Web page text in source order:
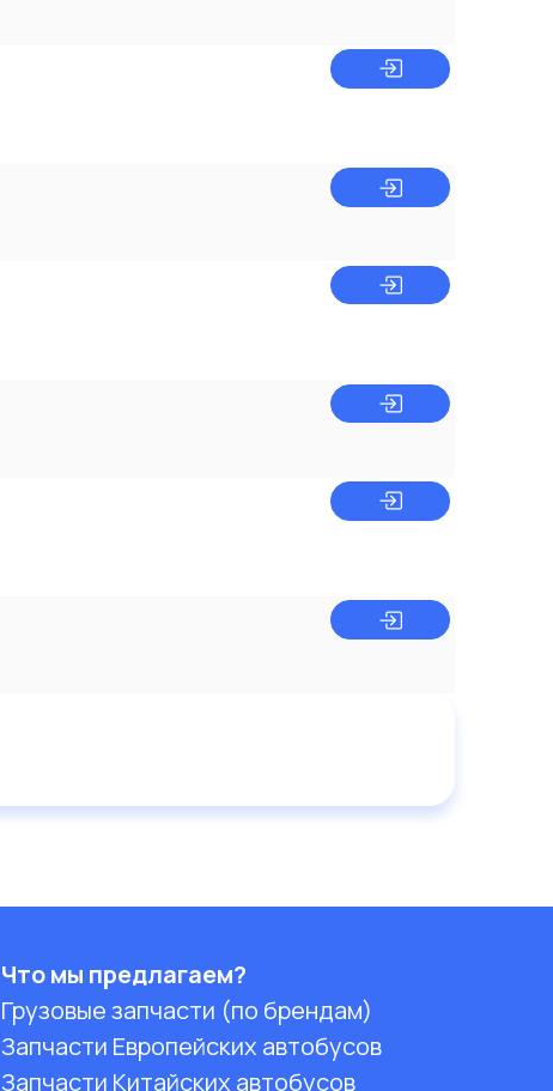
Что мы предлагаем?
Грузовые запчасти (по брендам)
Запчасти Европейских автобусов
Запчасти Китайских автобусов